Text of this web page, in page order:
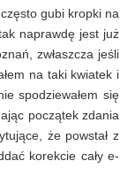
gubi kropki na
naprawdę jest już
zwłaszcza jeśli
na taki kwiatek i
spodziewałem się
początek zdania
że powstał z
korekcie cały e-